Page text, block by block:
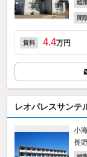
総
間
賃料 4.4万円
レオパレスサンテ
小
長